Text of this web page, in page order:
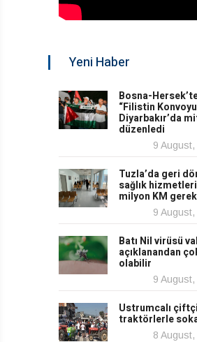
Yeni Haber
Bosna-
“Filistin
Diyarbakır’da
düzenledi
9
Tuzla’da geri
sağlık
milyon KM
9
Batı Nil virüsü
açıklanandan
olabilir
9
Ustrumcalı
traktörlerle
8